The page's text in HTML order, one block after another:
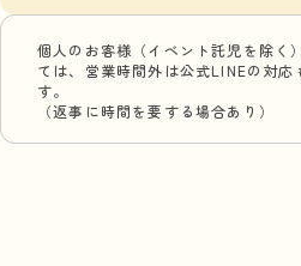
個人のお客様（イベント託児を除く
ては、営業時間外は公式LINEの対応
す。
（返事に時間を要する場合あり）